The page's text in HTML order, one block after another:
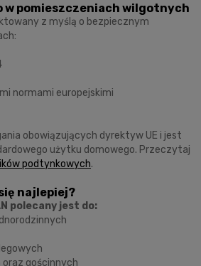
w pomieszczeniach wilgotnych
z myślą o bezpiecznym
normami europejskimi
obowiązujących dyrektyw UE i jest
użytku domowego. Przeczytaj
podtynkowych.
najlepiej?
polecany jest do:
gościnnych